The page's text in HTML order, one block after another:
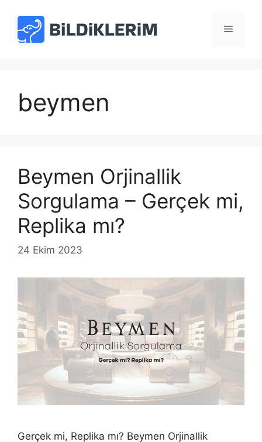
Menü
beymen
Beymen Orjinallik
Sorgulama – Gerçek mi,
Replika mı?
24 Ekim 2023
Gerçek mi, Replika mı? Beymen Orjinallik